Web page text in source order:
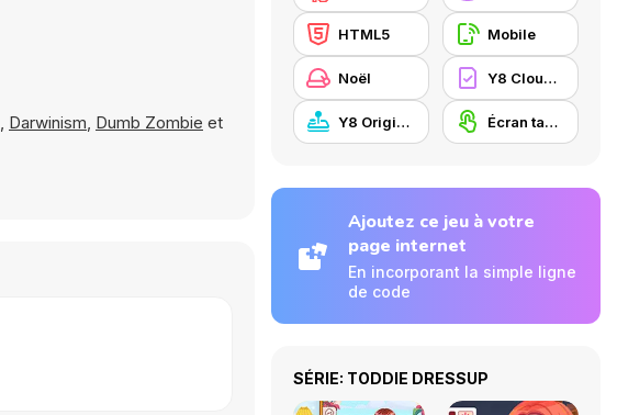
, Darwinism, Dumb Zombie et
HTML5 Mobile
Noël Y8 Cloud Save
Y8 Originals Écran tactile
Ajoutez ce jeu à votre
page internet
En incorporant la simple ligne
de code
SÉRIE: TODDIE DRESSUP